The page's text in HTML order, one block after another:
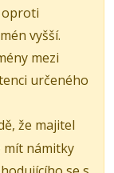
oproti
vyšší.
mezi
určeného
že majitel
mít námitky